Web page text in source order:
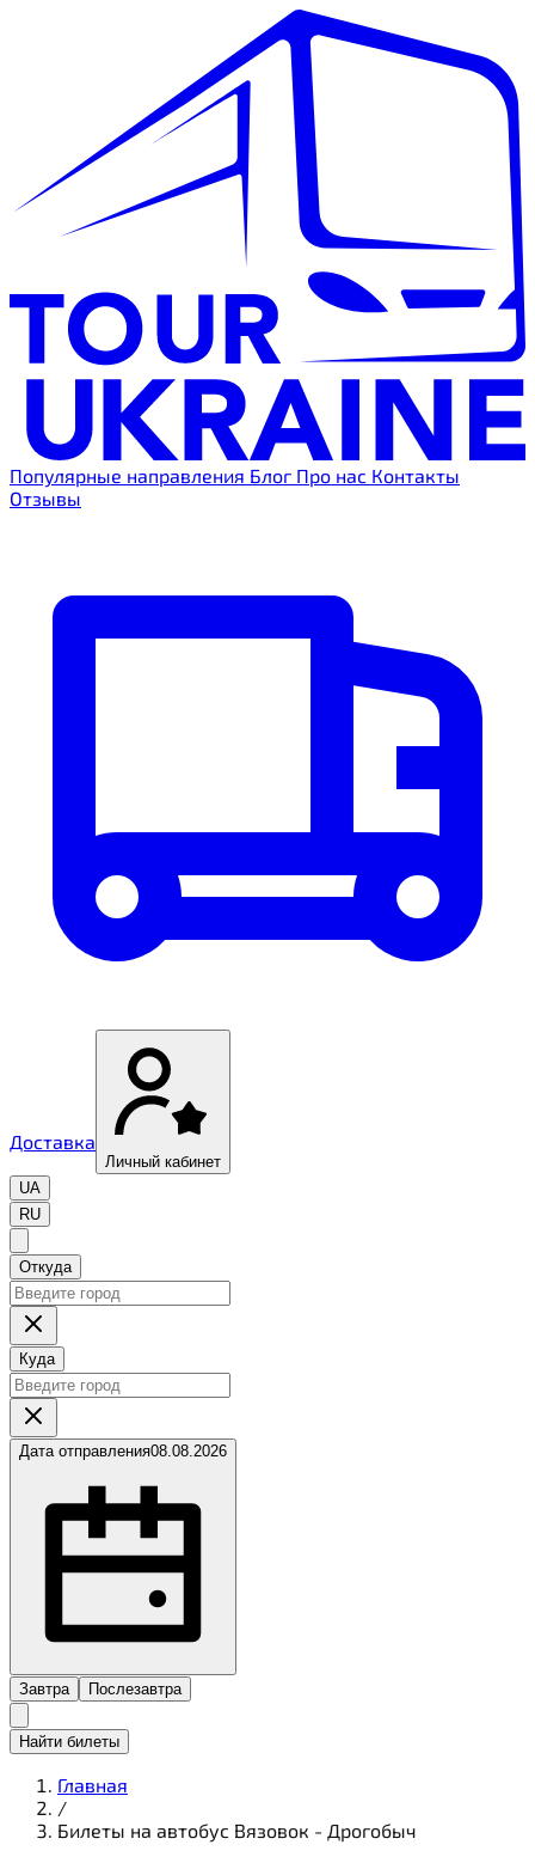
Популярные направления Блог Про нас Контакты
Отзывы
Доставка
Личный кабинет
UA
RU
Откуда
Куда
Дата отправления08.08.2026
Завтра Послезавтра
Найти билеты
Главная
/
Билеты на автобус Вязовок - Дрогобыч